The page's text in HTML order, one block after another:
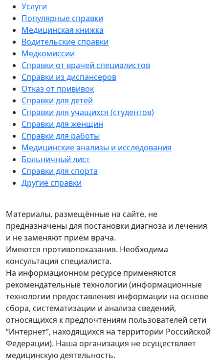
Услуги
Популярные справки
Медицинская книжка
Водительские справки
Медкомиссии
Справки от врачей специалистов
Справки из диспансеров
Отказ от прививок
Справки для детей
Справки для учащихся (студентов)
Справки для женщин
Справки для работы
Медицинские анализы и исследования
Больничный лист
Справки для спорта
Другие справки
Материалы, размещённые на сайте, не
предназначены для постановки диагноза и лечения
и не заменяют приём врача.
Имеются противопоказания. Необходима
консультация специалиста.
На информационном ресурсе применяются
рекомендательные технологии (информационные
технологии предоставления информации на основе
сбора, систематизации и анализа сведений,
относящихся к предпочтениям пользователей сети
“Интернет”, находящихся на территории Российской
Федерации). Наша организация не осуществляет
медицинскую деятельность.